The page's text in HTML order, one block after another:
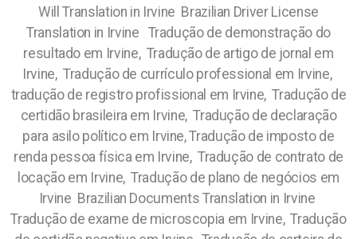
Will Translation in Irvine Brazilian Driver License
Translation in Irvine Tradução de demonstração do
resultado em Irvine, Tradução de artigo de jornal em
Irvine, Tradução de currículo professional em Irvine,
tradução de registro profissional em Irvine, Tradução de
certidão brasileira em Irvine, Tradução de declaração
para asilo político em Irvine, Tradução de imposto de
renda pessoa física em Irvine, Tradução de contrato de
locação em Irvine, Tradução de plano de negócios em
Irvine Brazilian Documents Translation in Irvine
Tradução de exame de microscopia em Irvine, Tradução